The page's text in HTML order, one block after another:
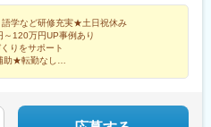
う転勤は、基本的には本人が希望す
煙防止対策：オフィス内全面禁煙
駅、岩国駅、可部駅、横川駅(広島
六丁目駅、金川駅、東野駅(京都
アム駅、衣山駅、山麓駅(皿倉山)、
、比治山下駅、広域公園前駅、横川
浜駅、本町駅、津守駅、中野東駅、
、芦原橋駅、桃山駅、野田阪神駅、
駅、鶴崎駅、西小倉駅、二島駅、今
学など研修充実★土日祝休み
120万円UP事例あり
りをサポート
★転勤なし